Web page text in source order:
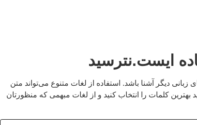
ایست.نترسید
دیگر آشنا باشد. استفاده از لغات متنوع می‌تواند متن
بهترین کلمات را انتخاب کنید و از لغات مبهمی که منظورتان